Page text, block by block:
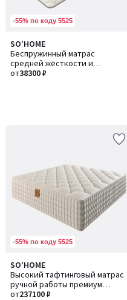
-55% по коду 5525
SO'HOME
Беспружинный матрас
средней жёсткости и
анатомичности
от38300 ₽
-55% по коду 5525
SO'HOME
Высокий тафтинговый матрас
ручной работы премиум
класса
от237100 ₽